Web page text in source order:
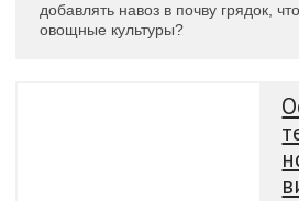
добавлять навоз в почву грядок,
овощные культуры?